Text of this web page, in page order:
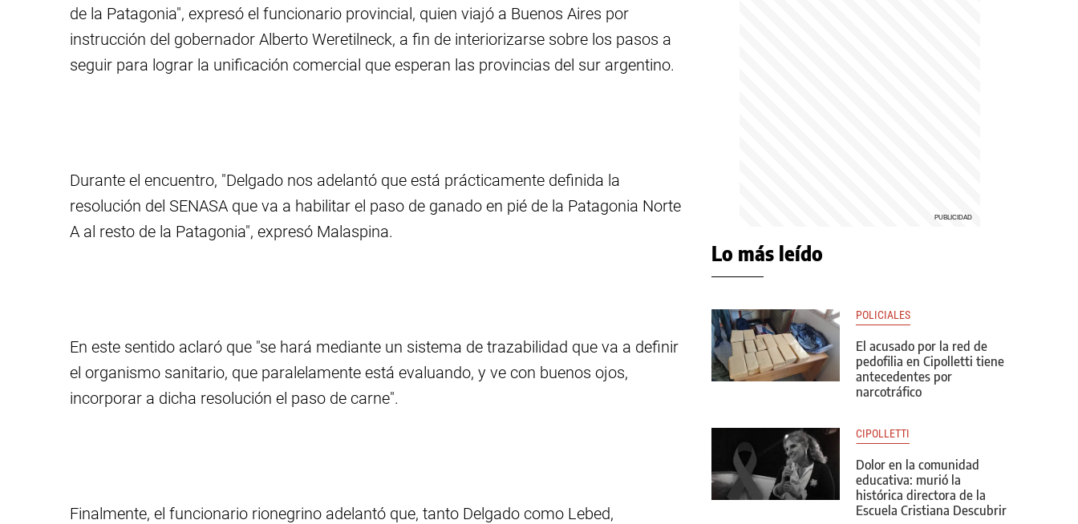
de la Patagonia", expresó el funcionario provincial, quien viajó a Buenos Aires por
instrucción del gobernador Alberto Weretilneck, a fin de interiorizarse sobre los pasos a
seguir para lograr la unificación comercial que esperan las provincias del sur argentino.
Durante el encuentro, "Delgado nos adelantó que está prácticamente definida la
resolución del SENASA que va a habilitar el paso de ganado en pié de la Patagonia Norte
A al resto de la Patagonia", expresó Malaspina.
En este sentido aclaró que "se hará mediante un sistema de trazabilidad que va a definir
el organismo sanitario, que paralelamente está evaluando, y ve con buenos ojos,
incorporar a dicha resolución el paso de carne".
Finalmente, el funcionario rionegrino adelantó que, tanto Delgado como Lebed,
Lo más leído
POLICIALES
El acusado por la red de
pedofilia en Cipolletti tiene
antecedentes por
narcotráfico
CIPOLLETTI
Dolor en la comunidad
educativa: murió la
histórica directora de la
Escuela Cristiana Descubrir